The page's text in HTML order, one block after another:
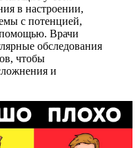
в настроении,
с потенцией,
Врачи
обследования
чтобы
и